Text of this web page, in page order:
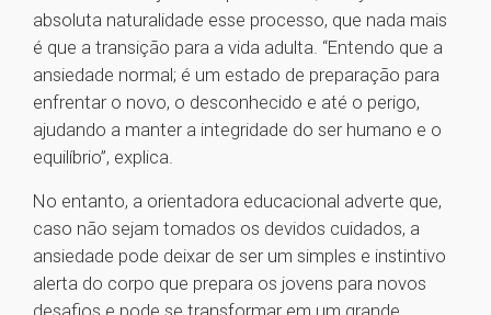
absoluta naturalidade esse processo, que nada mais
é que a transição para a vida adulta. “Entendo que a
ansiedade normal; é um estado de preparação para
enfrentar o novo, o desconhecido e até o perigo,
ajudando a manter a integridade do ser humano e o
equilíbrio”, explica.
No entanto, a orientadora educacional adverte que,
caso não sejam tomados os devidos cuidados, a
ansiedade pode deixar de ser um simples e instintivo
alerta do corpo que prepara os jovens para novos